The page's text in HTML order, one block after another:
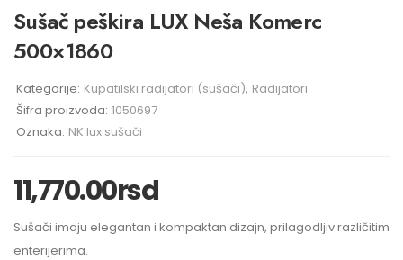
Sušač peškira LUX Neša Komerc
500×1860
Kategorije: Kupatilski radijatori (sušači), Radijatori
Šifra proizvoda: 1050697
Oznaka: NK lux sušači
11,770.00rsd
Sušači imaju elegantan i kompaktan dizajn, prilagodljiv različitim
enterijerima.